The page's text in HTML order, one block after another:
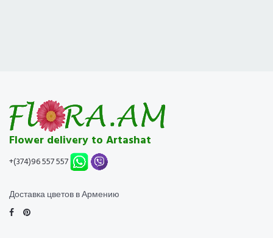
Flower delivery to Artashat
+(374)96 557 557
Доставка цветов в Армению